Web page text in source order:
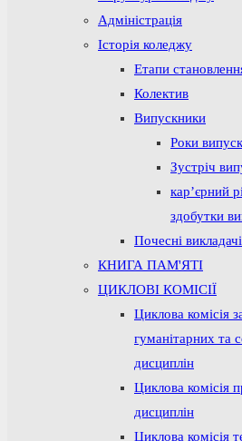
Адміністрація
Історія коледжу
Етапи
Колектив
Випускники
Роки
Зустріч
кар’єрний
здобутки
Почесні викладачі
КНИГА ПАМ'ЯТІ
ЦИКЛОВІ КОМІСІЇ
Циклова комісія
гуманітарних та
дисциплін
Циклова комісія
дисциплін
Циклова комісія